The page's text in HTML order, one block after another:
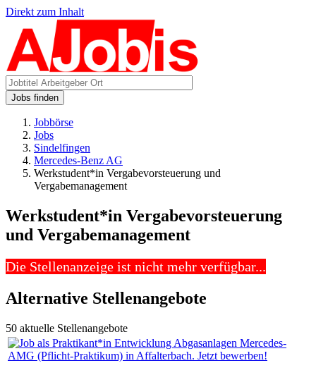
Direkt zum Inhalt
Jobs finden
Jobbörse
Jobs
Sindelfingen
Mercedes-Benz AG
Werkstudent*in Vergabevorsteuerung und
Vergabemanagement
Werkstudent*in Vergabevorsteuerung
und Vergabemanagement
Die Stellenanzeige ist nicht mehr verfügbar...
Alternative Stellenangebote
50 aktuelle Stellenangebote